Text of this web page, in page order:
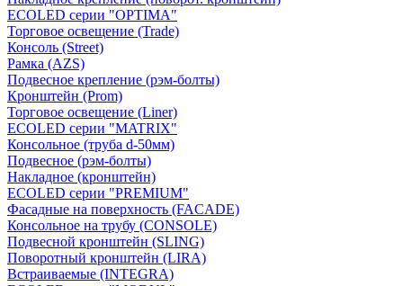
ECOLED серии "OPTIMA"
Торговое освещение (Trade)
Консоль (Street)
Рамка (AZS)
Подвесное крепление (рэм-болты)
Кронштейн (Prom)
Торговое освещение (Liner)
ECOLED серии "MATRIX"
Консольное (труба d-50мм)
Подвесное (рэм-болты)
Накладное (кронштейн)
ECOLED серии "PREMIUM"
Фасадные на поверхность (FACADE)
Консольное на трубу (СONSOLЕ)
Подвесной кронштейн (SLING)
Поворотный кронштейн (LIRA)
Встраиваемые (INTEGRA)